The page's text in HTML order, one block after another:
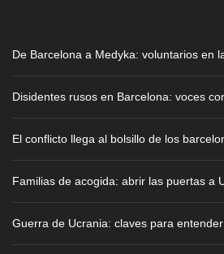
De Barcelona a Medyka: voluntarios en
Disidentes rusos en Barcelona: voces
El conflicto llega al bolsillo de los
Familias de acogida: abrir las puertas a
Guerra de Ucrania: claves para